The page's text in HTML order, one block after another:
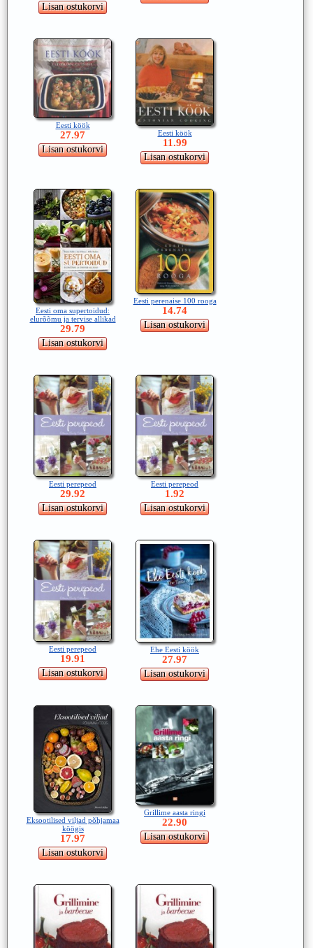
Eesti köök
27.97 Eesti köök
11.99
Eesti oma supertoidud:
elurõõmu ja tervise allikad
29.79
Eesti perenaise 100 rooga
14.74
Eesti perepeod
29.92
Eesti perepeod
1.92
Eesti perepeod
19.91
Ehe Eesti köök
27.97
Eksootilised viljad põhjamaa
köögis
17.97
Grillime aasta ringi
22.90